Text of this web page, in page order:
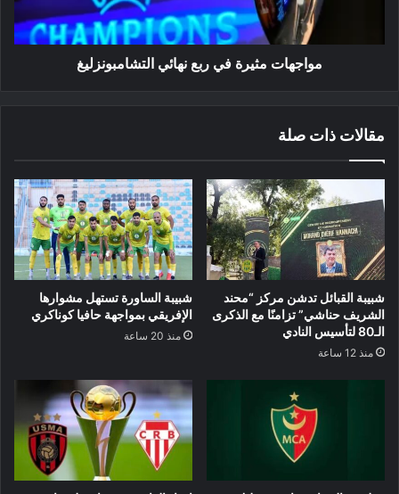
مواجهات مثيرة في ربع نهائي التشامبونزليغ
مقالات ذات صلة
شبيبة القبائل تدشن مركز “محند
الشريف حناشي” تزامنًا مع الذكرى
الـ80 لتأسيس النادي
منذ 12 ساعة
شبيبة الساورة تستهل مشوارها
الإفريقي بمواجهة حافيا كوناكري
منذ 20 ساعة